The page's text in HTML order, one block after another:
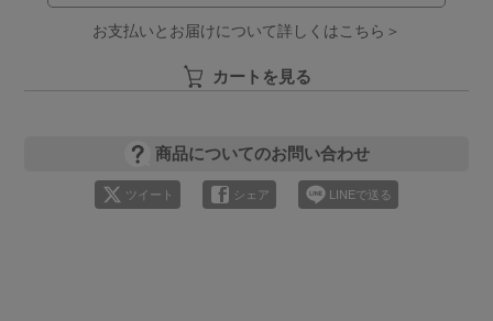
お支払いとお届けについて詳しくはこちら＞
カートを見る
商品についてのお問い合わせ
ツイート シェア LINEで送る